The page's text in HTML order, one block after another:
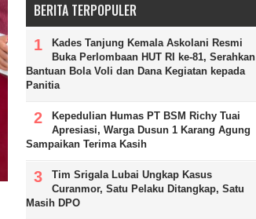
BERITA TERPOPULER
Kades Tanjung Kemala Askolani Resmi
Buka Perlombaan HUT RI ke-81, Serahkan
Bantuan Bola Voli dan Dana Kegiatan kepada
Panitia
Kepedulian Humas PT BSM Richy Tuai
Apresiasi, Warga Dusun 1 Karang Agung
Sampaikan Terima Kasih
Tim Srigala Lubai Ungkap Kasus
Curanmor, Satu Pelaku Ditangkap, Satu
Masih DPO